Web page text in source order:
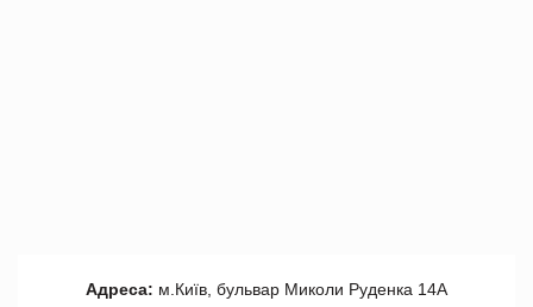
Адреса: м.Київ, бульвар Миколи Руденка 14А